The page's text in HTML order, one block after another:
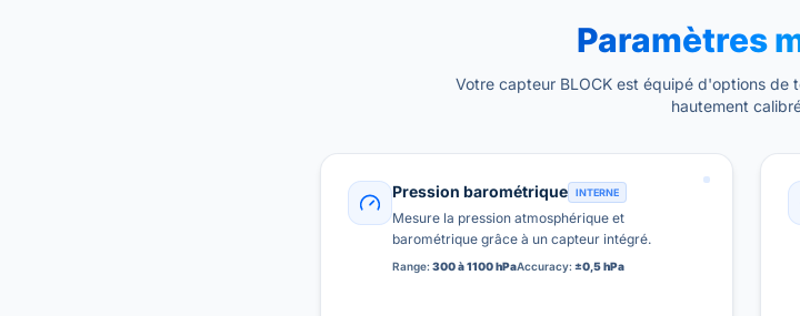
Paramètres
Votre capteur BLOCK est équipé d'options de
hautement
Pression barométrique INTERNE
Mesure la pression atmosphérique et
barométrique grâce à un capteur intégré.
Range: 300 à 1100 hPaAccuracy: ±0,5 hPa